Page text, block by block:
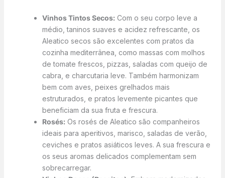
Vinhos Tintos Secos:Com o seu corpo leve a
médio, taninos suaves e acidez refrescante, os
Aleatico secos são excelentes com pratos da
cozinha mediterrânea, como massas com molhos
de tomate frescos, pizzas, saladas com queijo de
cabra, e charcutaria leve. Também harmonizam
bem com aves, peixes grelhados mais
estruturados, e pratos levemente picantes que
beneficiam da sua fruta e frescura.
Rosés:Os rosés de Aleatico são companheiros
ideais para aperitivos, marisco, saladas de verão,
ceviches e pratos asiáticos leves. A sua frescura e
os seus aromas delicados complementam sem
sobrecarregar.